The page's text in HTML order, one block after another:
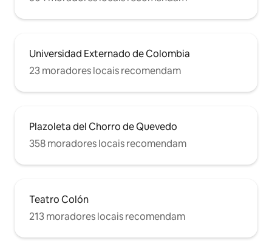
Universidad Externado de Colombia
23 moradores locais recomendam
Plazoleta del Chorro de Quevedo
358 moradores locais recomendam
Teatro Colón
213 moradores locais recomendam